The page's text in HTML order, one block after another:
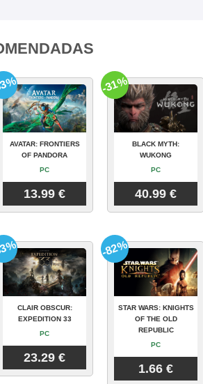
AVATAR: FRONTIERS
OF PANDORA
PC
13.99 €
BLACK MYTH:
WUKONG
PC
40.99 €
-31%
CLAIR OBSCUR:
EXPEDITION 33
PC
23.29 €
STAR WARS: KNIGHTS
OF THE OLD
REPUBLIC
PC
1.66 €
-82%